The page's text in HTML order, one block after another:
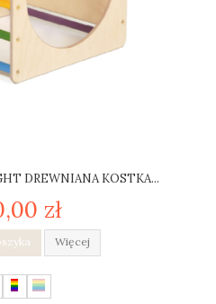
DREWNIANA KOSTKA...
zł
Więcej